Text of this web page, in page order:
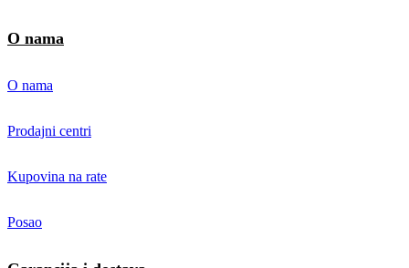
O nama
O nama
Prodajni centri
Kupovina na rate
Posao